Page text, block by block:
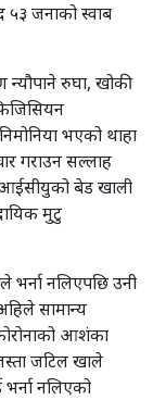
५३ जनाको स्वाब
रुघा, खोकी
भएको थाहा
गराउन सल्लाह
आईसीयुको बेड खाली
मुटु
भर्ना नलिएपछि उनी
सामान्य
आशंका
जटिल खाले
नलिएको